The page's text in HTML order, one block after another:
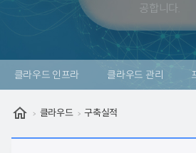
공합니다.
클라우드 인프라 클라우드 관리
클라우드 구축실적